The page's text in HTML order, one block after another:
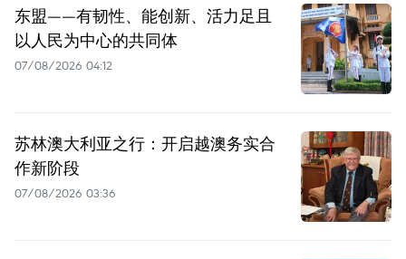
东盟——有韧性、能创新、活力足且
以人民为中心的共同体
07/08/2026 04:12
苏林澳大利亚之行：开启越澳务实合
作新阶段
07/08/2026 03:36